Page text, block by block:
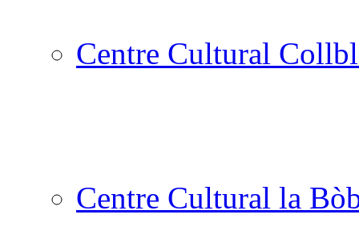
Centre Cultural
Centre Cultural la